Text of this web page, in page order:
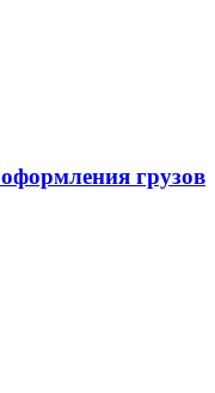
грузов